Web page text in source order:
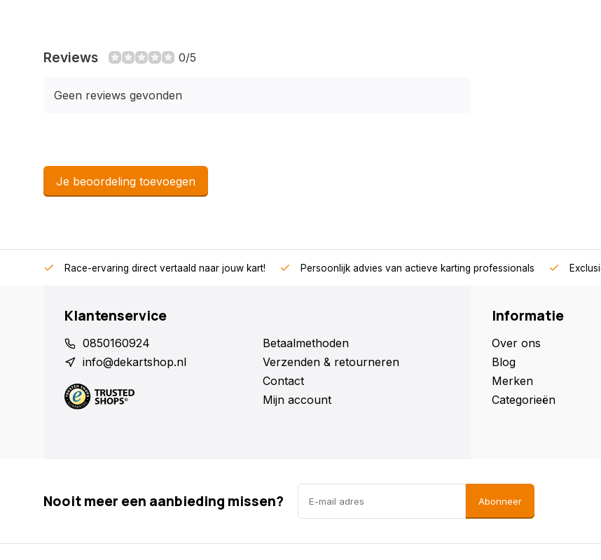
Reviews 0/5
Geen reviews gevonden
Je beoordeling toevoegen
Race-ervaring direct vertaald naar jouw kart! Persoonlijk advies van actieve karting professionals
Klantenservice
0850160924
info@dekartshop.nl
Betaalmethoden
Verzenden & retourneren
Contact
Mijn account
Informatie
Over ons
Blog
Merken
Categorieën
Nooit meer een aanbieding missen? Abonneer